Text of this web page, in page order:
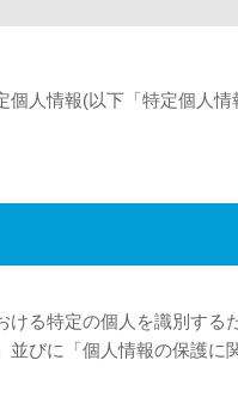
人情報(以下「特定個人
る特定の個人を識別する
びに「個人情報の保護